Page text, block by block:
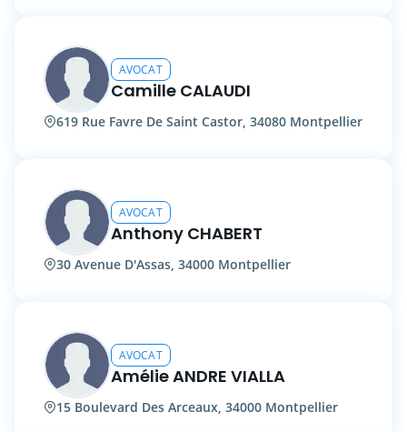
AVOCAT
Camille CALAUDI
619 Rue Favre De Saint Castor, 34080 Montpellier
AVOCAT
Anthony CHABERT
30 Avenue D'Assas, 34000 Montpellier
AVOCAT
Amélie ANDRE VIALLA
15 Boulevard Des Arceaux, 34000 Montpellier